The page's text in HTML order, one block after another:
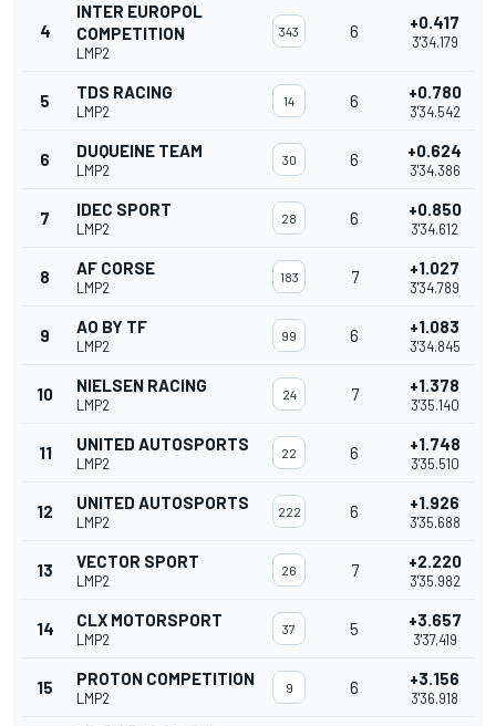
4
INTER EUROPOL
COMPETITION
LMP2
343 6 +0.417
3'34.179
5 TDS RACING
LMP2
14 6 +0.780
3'34.542
6 DUQUEINE TEAM
LMP2
30 6 +0.624
3'34.386
7 IDEC SPORT
LMP2
28 6 +0.850
3'34.612
8 AF CORSE
LMP2
183 7 +1.027
3'34.789
9 AO BY TF
LMP2
99 6 +1.083
3'34.845
10 NIELSEN RACING
LMP2
24 7 +1.378
3'35.140
11 UNITED AUTOSPORTS
LMP2
22 6 +1.748
3'35.510
12 UNITED AUTOSPORTS
LMP2
222 6 +1.926
3'35.688
13 VECTOR SPORT
LMP2
26 7 +2.220
3'35.982
14 CLX MOTORSPORT
LMP2
37 5 +3.657
3'37.419
15 PROTON COMPETITION
LMP2
9 6 +3.156
3'36.918